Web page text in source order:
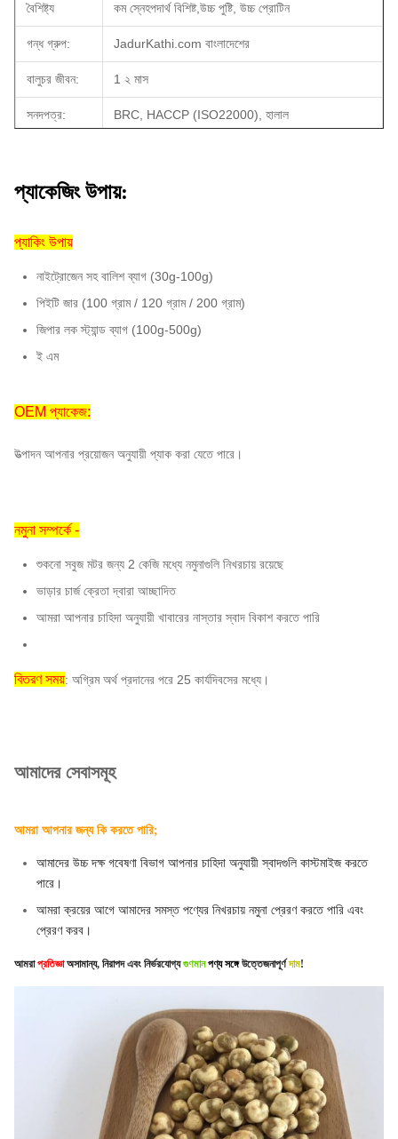
বৈশিষ্ট্য কম স্নেহপদার্থ বিশিষ্ট,উচ্চ পুষ্টি, উচ্চ প্রোটিন
গন্ধ গ্রুপ: JadurKathi.com বাংলাদেশের
বালুচর জীবন: 1 ২ মাস
সনদপত্র: BRC, HACCP (ISO22000), হালাল
আউট প্যাকেজ:
ই এম:
MOQ: 1X20'FCL
বিতরণ সময়: 30 দিনের মধ্যে (লোডিং বন্দরে: সাংহাই, চীন)
পরিশোধের শর্ত:
প্যাকেজিং উপায়:
প্যাকিং উপায়
নাইট্রোজেন সহ বালিশ ব্যাগ (30g-100g)
পিইটি জার (100 গ্রাম / 120 গ্রাম / 200 গ্রাম)
জিপার লক স্ট্যান্ড ব্যাগ (100g-500g)
ই এম
OEM প্যাকেজ:
উত্পাদন আপনার প্রয়োজন অনুযায়ী প্যাক করা যেতে পারে।
নমুনা সম্পর্কে -
শুকনো সবুজ মটর জন্য 2 কেজি মধ্যে নমুনাগুলি নিখরচায় রয়েছে
ভাড়ার চার্জ ক্রেতা দ্বারা আচ্ছাদিত
আমরা আপনার চাহিদা অনুযায়ী খাবারের নাস্তার স্বাদ বিকাশ করতে পারি
বিতরণ সময়: অগ্রিম অর্থ প্রদানের পরে 25 কার্যদিবসের মধ্যে।
আমাদের সেবাসমূহ
আমরা আপনার জন্য কি করতে পারি;
আমাদের উচ্চ দক্ষ গবেষণা বিভাগ আপনার চাহিদা অনুযায়ী স্বাদগুলি কাস্টমাইজ করতে
পারে।
আমরা ক্রয়ের আগে আমাদের সমস্ত পণ্যের নিখরচায় নমুনা প্রেরণ করতে পারি এবং
প্রেরণ করব।
আমরাপ্রতিজ্ঞাঅসামান্য, নিরাপদ এবং নির্ভরযোগ্যগুণমানপণ্যসঙ্গেউত্তেজনাপূর্ণদাম!